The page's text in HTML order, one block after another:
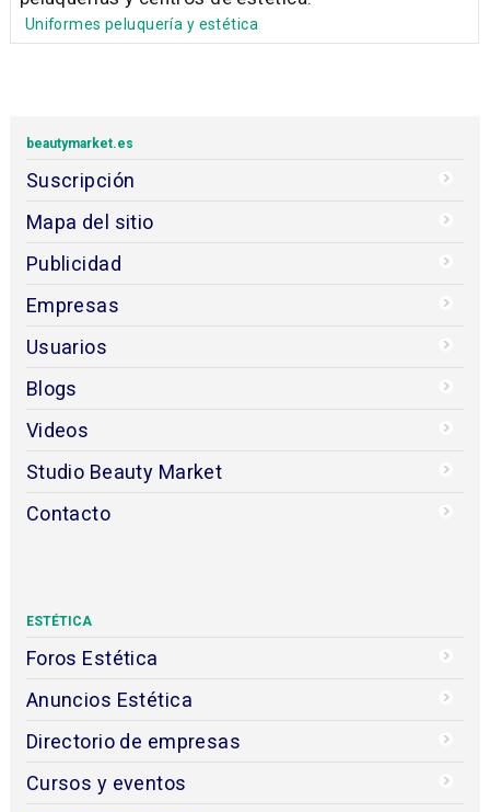
Uniformes peluquería y estética
beautymarket.es
Suscripción
Mapa del sitio
Publicidad
Empresas
Usuarios
Blogs
Videos
Studio Beauty Market
Contacto
ESTÉTICA
Foros Estética
Anuncios Estética
Directorio de empresas
Cursos y eventos